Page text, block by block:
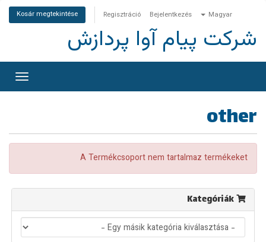
Magyar
Bejelentkezés
Regisztráció
Kosár megtekintése
شرکت پیام آوا پردازش
a
other
A Termékcsoport nem tartalmaz termékeket